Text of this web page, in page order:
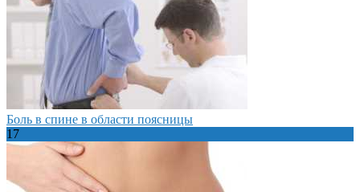
Боль в спине в области поясницы
17